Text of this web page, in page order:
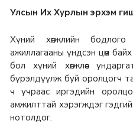
Улсын Их Хурлын эрхэм
Хүний хөгжлийн
ажиллагааны үндсэн цөм
бол хүний хөгжлөөс
бүрэлдүүлж буй оролцогч
ч учраас иргэдийн
амжилттай хэрэгждэг
нотолдог.